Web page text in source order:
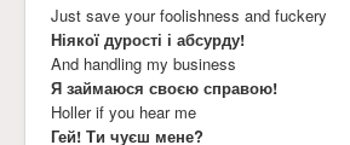
Just save your foolishness and fuckery
Ніякої дурості і абсурду!
And handling my business
Я займаюся своєю справою!
Holler if you hear me
Гей! Ти чуєш мене?